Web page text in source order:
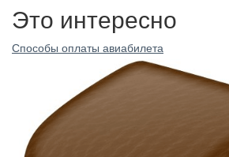
Это интересно
Способы оплаты авиабилета